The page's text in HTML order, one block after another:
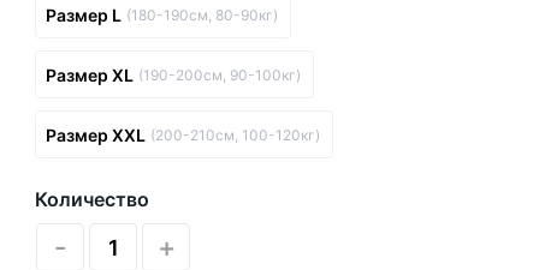
Размер L (180-190см, 80-90кг)
Размер XL (190-200см, 90-100кг)
Размер XXL (200-210см, 100-120кг)
Количество
- +